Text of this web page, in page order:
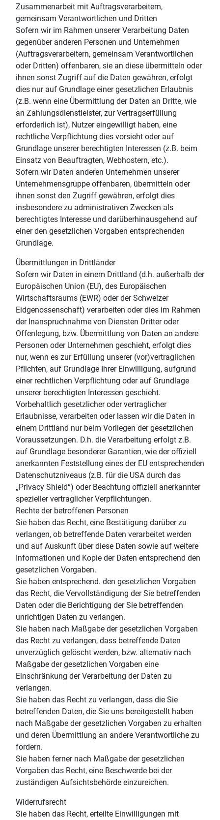
Zusammenarbeit mit Auftragsverarbeitern,
gemeinsam Verantwortlichen und Dritten
Sofern wir im Rahmen unserer Verarbeitung Daten
gegenüber anderen Personen und Unternehmen
(Auftragsverarbeitern, gemeinsam Verantwortlichen
oder Dritten) offenbaren, sie an diese übermitteln oder
ihnen sonst Zugriff auf die Daten gewähren, erfolgt
dies nur auf Grundlage einer gesetzlichen Erlaubnis
(z.B. wenn eine Übermittlung der Daten an Dritte, wie
an Zahlungsdienstleister, zur Vertragserfüllung
erforderlich ist), Nutzer eingewilligt haben, eine
rechtliche Verpflichtung dies vorsieht oder auf
Grundlage unserer berechtigten Interessen (z.B. beim
Einsatz von Beauftragten, Webhostern, etc.).
Sofern wir Daten anderen Unternehmen unserer
Unternehmensgruppe offenbaren, übermitteln oder
ihnen sonst den Zugriff gewähren, erfolgt dies
insbesondere zu administrativen Zwecken als
berechtigtes Interesse und darüberhinausgehend auf
einer den gesetzlichen Vorgaben entsprechenden
Grundlage.
Übermittlungen in Drittländer
Sofern wir Daten in einem Drittland (d.h. außerhalb der
Europäischen Union (EU), des Europäischen
Wirtschaftsraums (EWR) oder der Schweizer
Eidgenossenschaft) verarbeiten oder dies im Rahmen
der Inanspruchnahme von Diensten Dritter oder
Offenlegung, bzw. Übermittlung von Daten an andere
Personen oder Unternehmen geschieht, erfolgt dies
nur, wenn es zur Erfüllung unserer (vor)vertraglichen
Pflichten, auf Grundlage Ihrer Einwilligung, aufgrund
einer rechtlichen Verpflichtung oder auf Grundlage
unserer berechtigten Interessen geschieht.
Vorbehaltlich gesetzlicher oder vertraglicher
Erlaubnisse, verarbeiten oder lassen wir die Daten in
einem Drittland nur beim Vorliegen der gesetzlichen
Voraussetzungen. D.h. die Verarbeitung erfolgt z.B.
auf Grundlage besonderer Garantien, wie der offiziell
anerkannten Feststellung eines der EU entsprechenden
Datenschutzniveaus (z.B. für die USA durch das
„Privacy Shield“) oder Beachtung offiziell anerkannter
spezieller vertraglicher Verpflichtungen.
Rechte der betroffenen Personen
Sie haben das Recht, eine Bestätigung darüber zu
verlangen, ob betreffende Daten verarbeitet werden
und auf Auskunft über diese Daten sowie auf weitere
Informationen und Kopie der Daten entsprechend den
gesetzlichen Vorgaben.
Sie haben entsprechend. den gesetzlichen Vorgaben
das Recht, die Vervollständigung der Sie betreffenden
Daten oder die Berichtigung der Sie betreffenden
unrichtigen Daten zu verlangen.
Sie haben nach Maßgabe der gesetzlichen Vorgaben
das Recht zu verlangen, dass betreffende Daten
unverzüglich gelöscht werden, bzw. alternativ nach
Maßgabe der gesetzlichen Vorgaben eine
Einschränkung der Verarbeitung der Daten zu
verlangen.
Sie haben das Recht zu verlangen, dass die Sie
betreffenden Daten, die Sie uns bereitgestellt haben
nach Maßgabe der gesetzlichen Vorgaben zu erhalten
und deren Übermittlung an andere Verantwortliche zu
fordern.
Sie haben ferner nach Maßgabe der gesetzlichen
Vorgaben das Recht, eine Beschwerde bei der
zuständigen Aufsichtsbehörde einzureichen.
Widerrufsrecht
Sie haben das Recht, erteilte Einwilligungen mit